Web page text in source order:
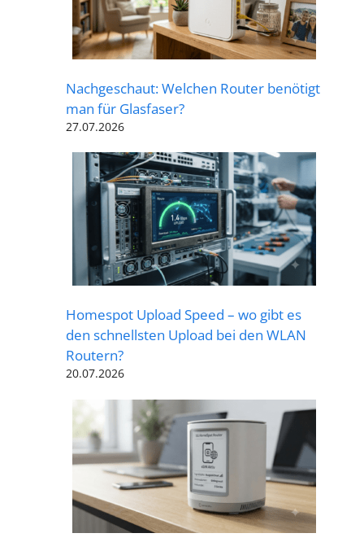
Nachgeschaut: Welchen Router benötigt
man für Glasfaser?
27.07.2026
Homespot Upload Speed – wo gibt es
den schnellsten Upload bei den WLAN
Routern?
20.07.2026